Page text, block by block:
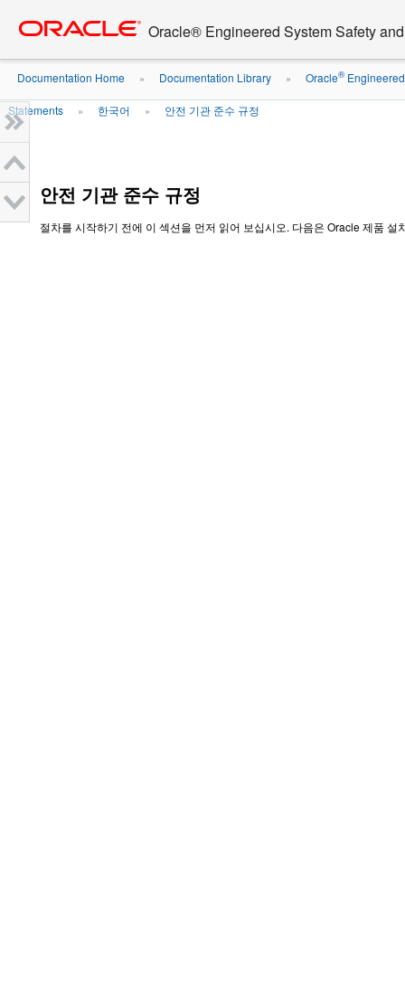
content
Oracle® Engineered System Safety
Documentation Home » Documentation Library » Oracle®
Statements » 한국어 » 안전 기관 준수 규정
안전 기관 준수 규정
절차를 시작하기 전에 이 섹션을 먼저 읽어 보십시오. 다음은 Oracle 제품